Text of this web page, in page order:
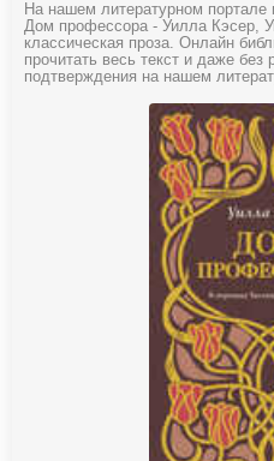
На нашем литературном портале
Дом профессора - Уилла Кэсер,
классическая проза. Онлайн
прочитать весь текст и даже
подтверждения на нашем